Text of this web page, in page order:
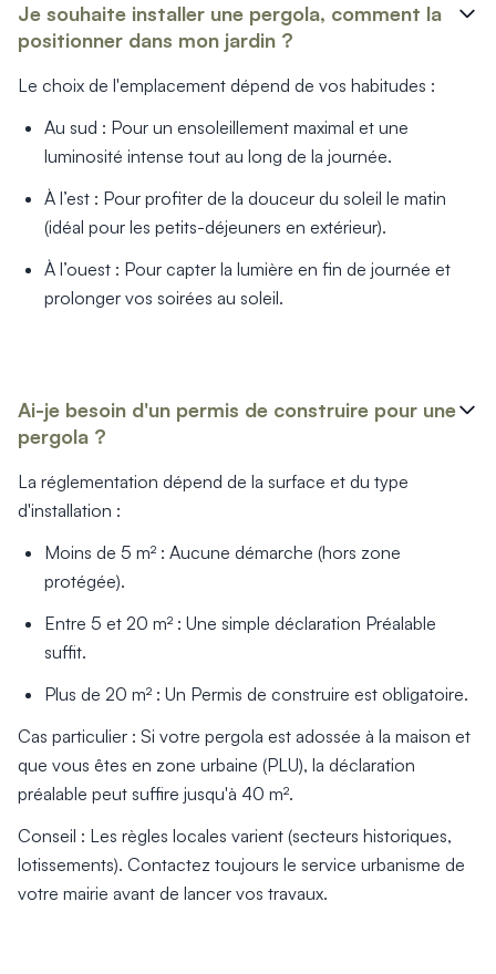
Je souhaite installer une pergola, comment la
positionner dans mon jardin ?
Le choix de l'emplacement dépend de vos habitudes :
Au sud : Pour un ensoleillement maximal et une
luminosité intense tout au long de la journée.
À l’est : Pour profiter de la douceur du soleil le matin
(idéal pour les petits-déjeuners en extérieur).
À l’ouest : Pour capter la lumière en fin de journée et
prolonger vos soirées au soleil.
Ai-je besoin d'un permis de construire pour une
pergola ?
La réglementation dépend de la surface et du type
d'installation :
Moins de 5 m² : Aucune démarche (hors zone
protégée).
Entre 5 et 20 m² : Une simple déclaration Préalable
suffit.
Plus de 20 m² : Un Permis de construire est obligatoire.
Cas particulier : Si votre pergola est adossée à la maison et
que vous êtes en zone urbaine (PLU), la déclaration
préalable peut suffire jusqu'à 40 m².
Conseil : Les règles locales varient (secteurs historiques,
lotissements). Contactez toujours le service urbanisme de
votre mairie avant de lancer vos travaux.